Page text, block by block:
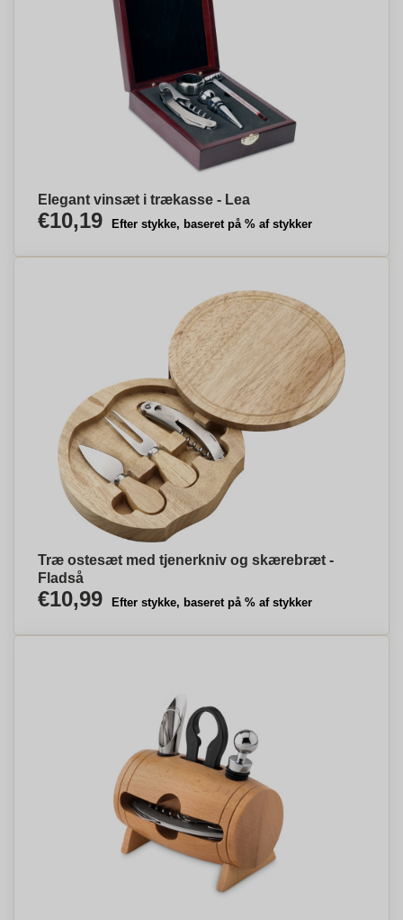
Elegant vinsæt i trækasse - Lea
€10,19 Efter stykke, baseret på % af stykker
Træ ostesæt med tjenerkniv og skærebræt -
Fladså
€10,99 Efter stykke, baseret på % af stykker